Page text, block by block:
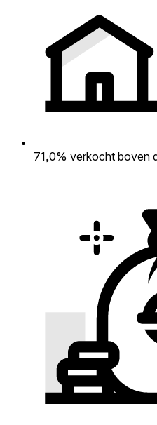
71,0% verkocht boven